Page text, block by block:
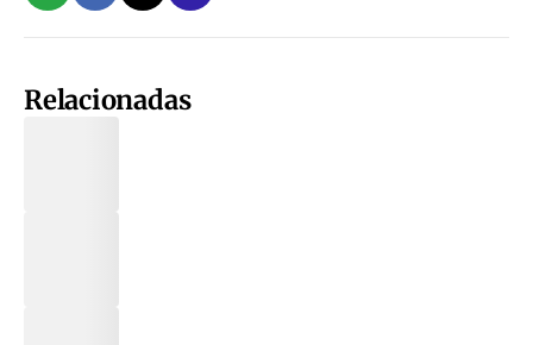
Relacionadas